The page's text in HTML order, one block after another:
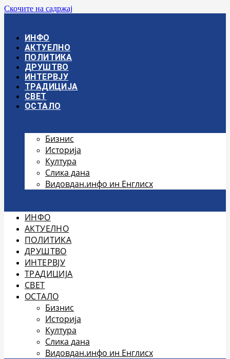
Скочите на садржај
ИНФО
АКТУЕЛНО
ПОЛИТИКА
ДРУШТВО
ИНТЕРВЈУ
ТРАДИЦИЈА
СВЕТ
ОСТАЛО
Бизнис
Историја
Култура
Слика дана
Видовдан.инфо ин Енглисх
ИНФО
АКТУЕЛНО
ПОЛИТИКА
ДРУШТВО
ИНТЕРВЈУ
ТРАДИЦИЈА
СВЕТ
ОСТАЛО
Бизнис
Историја
Култура
Слика дана
Видовдан.инфо ин Енглисх